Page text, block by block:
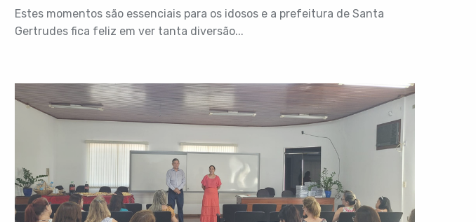
Estes momentos são essenciais para os idosos e a prefeitura de Santa
Gertrudes fica feliz em ver tanta diversão...